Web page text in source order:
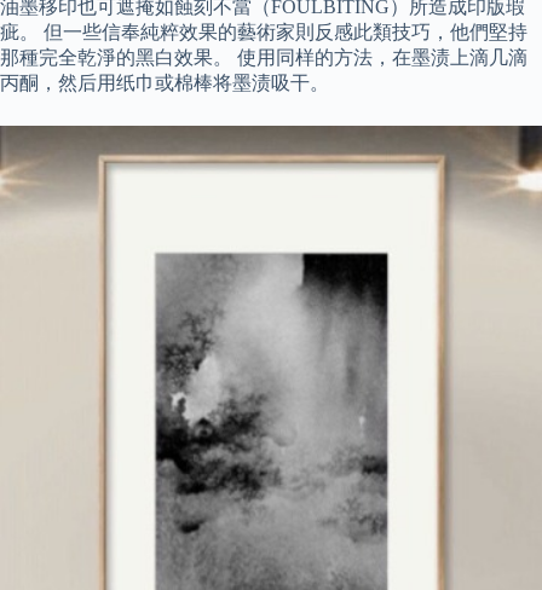
油墨移印也可遮掩如蝕刻不當（FOULBITING）所造成印版瑕
疵。 但一些信奉純粹效果的藝術家則反感此類技巧，他們堅持
那種完全乾淨的黑白效果。 使用同样的方法，在墨渍上滴几滴
丙酮，然后用纸巾或棉棒将墨渍吸干。